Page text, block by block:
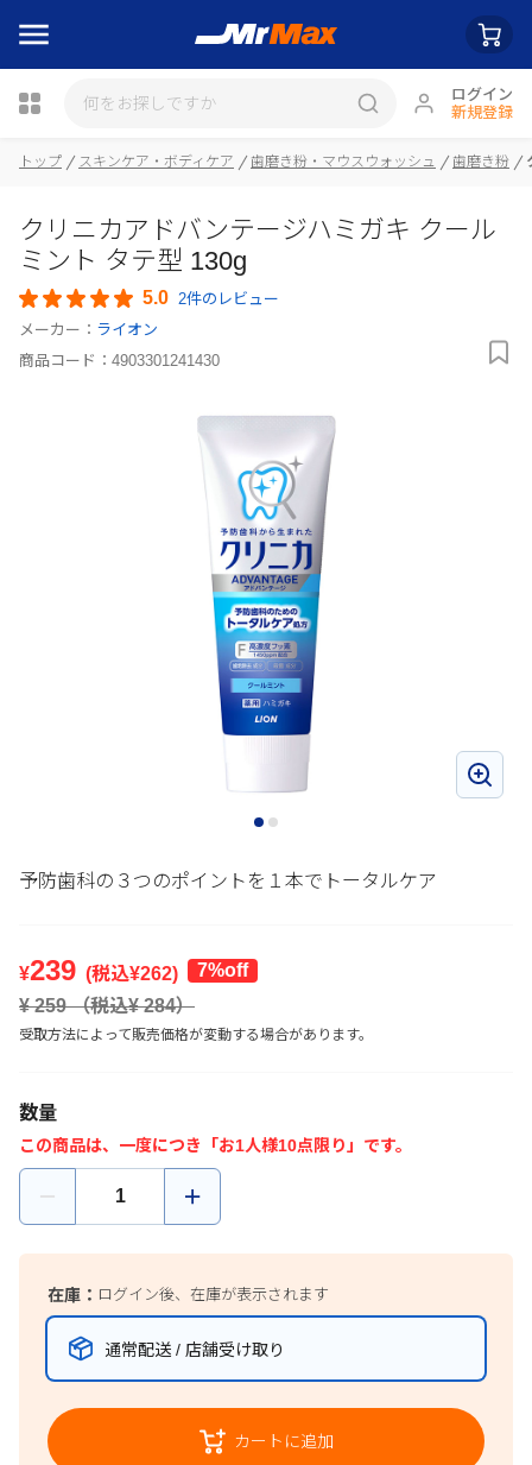
ログイン
新規登録
瓶詰
トップ スキンケア・ボディケア 歯磨き粉・マウスウォッシュ 歯磨き粉
クリニカアドバンテージハミガキ クール
ミント タテ型 130g
5.0 2件のレビュー
メーカー： ライオン
商品コード： 4903301241430
予防歯科の３つのポイントを１本でトータルケア
¥239 (税込¥262)
7%off
¥ 259（税込¥284）
受取方法によって販売価格が変動する場合があります。
数量
この商品は、一度につき「お1人様10点限り」です。
在庫： ログイン後、在庫が表示されます
通常配送 / 店舗受け取り
カートに追加